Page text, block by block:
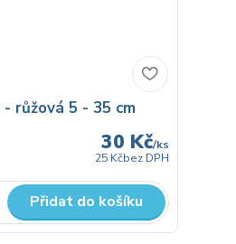
růžová 5 - 35 cm
30 Kč/ks
25 Kčbez DPH
Přidat do košíku